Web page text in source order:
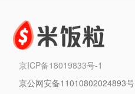
京ICP备18019833号-1
京公网安备11010802024893号